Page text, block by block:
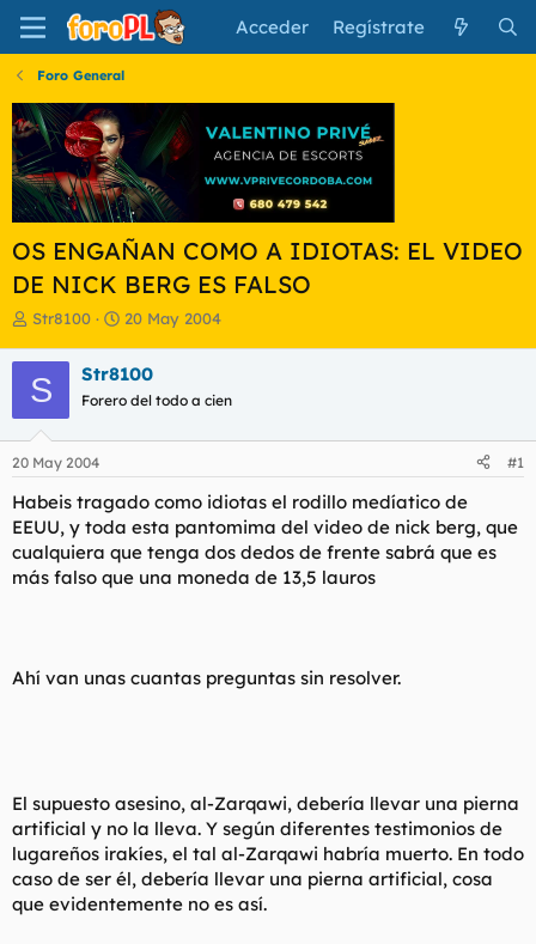
Acceder Regístrate
Foro General
OS ENGAÑAN COMO A IDIOTAS: EL VIDEO
DE NICK BERG ES FALSO
I
i
c
i
a
d
o
d
e
l
t
Str8100
F
h
a
e
i
c
i
o
20 May 2004
S Str8100
Forero del todo a cien
20 May 2004 #1
Habeis tragado como idiotas el rodillo medíatico de
EEUU, y toda esta pantomima del video de nick berg, que
cualquiera que tenga dos dedos de frente sabrá que es
más falso que una moneda de 13,5 lauros
Ahí van unas cuantas preguntas sin resolver.
El supuesto asesino, al-Zarqawi, debería llevar una pierna
artificial y no la lleva. Y según diferentes testimonios de
lugareños irakíes, el tal al-Zarqawi habría muerto. En todo
caso de ser él, debería llevar una pierna artificial, cosa
que evidentemente no es así.